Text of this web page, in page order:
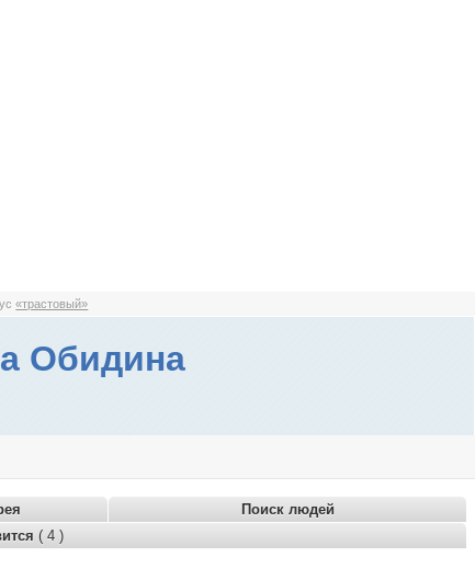
«трастовый»
Обидина
Поиск людей
( 4 )